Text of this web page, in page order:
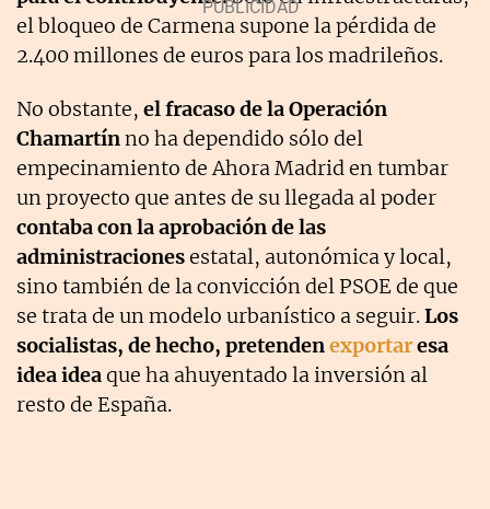
el bloqueo de Carmena supone la pérdida de
2.400 millones de euros para los madrileños.
No obstante, el fracaso de la Operación
Chamartínno ha dependido sólo del
empecinamiento de Ahora Madrid en tumbar
un proyecto que antes de su llegada al poder
contaba con la aprobación de las
administracionesestatal, autonómica y local,
sino también de la convicción del PSOE de que
se trata de un modelo urbanístico a seguir.Los
socialistas, de hecho, pretendenexportaresa
idea ideaque ha ahuyentado la inversión al
resto de España.